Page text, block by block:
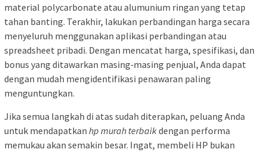
material polycarbonate atau alumunium ringan yang tetap
tahan banting. Terakhir, lakukan perbandingan harga secara
menyeluruh menggunakan aplikasi perbandingan atau
spreadsheet pribadi. Dengan mencatat harga, spesifikasi, dan
bonus yang ditawarkan masing‑masing penjual, Anda dapat
dengan mudah mengidentifikasi penawaran paling
menguntungkan.
Jika semua langkah di atas sudah diterapkan, peluang Anda
untuk mendapatkan hp murah terbaikdengan performa
memukau akan semakin besar. Ingat, membeli HP bukan